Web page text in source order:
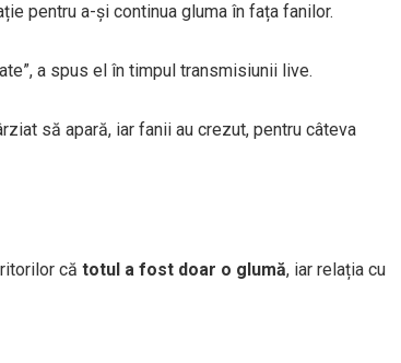
pentru a-și continua gluma în fața fanilor.
a spus el în timpul transmisiunii live.
să apară, iar fanii au crezut, pentru câteva
că totul a fost doar o glumă, iar relația cu